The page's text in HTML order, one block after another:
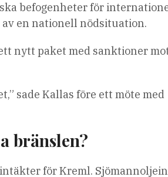
befogenheter för
en nationell nödsituation.
nytt paket med sanktioner
sade Kallas före ett möte med
bränslen?
för Kreml.